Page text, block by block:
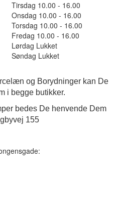
Tirsdag 10.00 - 16.00
Onsdag 10.00 - 16.00
Torsdag 10.00 - 16.00
Fredag 10.00 - 16.00
Lørdag Lukket
Søndag Lukket
og Borydninger kan De
i begge butikker.
bedes De henvende Dem
155